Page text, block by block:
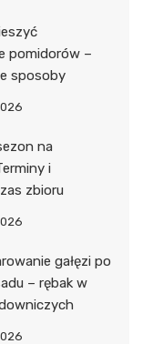
pomidorów –
sposoby
na
i
zbioru
gałęzi po
– rębak w